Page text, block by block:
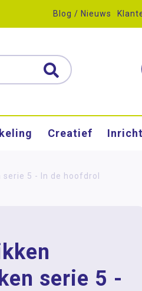
Blog / Nieuws
Creatief
5 - In de hoofdrol
serie 5 -